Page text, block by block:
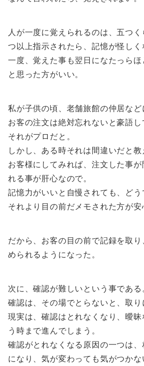
人が一度に覚えられるのは、五つ
つ以上指示されたら、記憶が怪しく
一度、覚えた事も翌日になたっらほ
と思った方がいい。
私が子供の頃、老舗旅館の仲居など
お客の注文は絶対忘れないと豪語し
それがプロだと。
しかし、ある時それは間違いだと教
お客様にしてみれば、注文した事が
れる事が肝心なので。
記憶力がいいと自慢されても、どう
それより目の前だメモされた方が安
だから、お客の目の前で記録を取
められるようになった。
次に、確認が難しいという事である
確認は、その場でとらないと、取り
現実は、確認はとれなくなり、曖
う時まで進んでしまう。
確認がとれなくなる原因の一つは
になり、気が変わっても気がつかな